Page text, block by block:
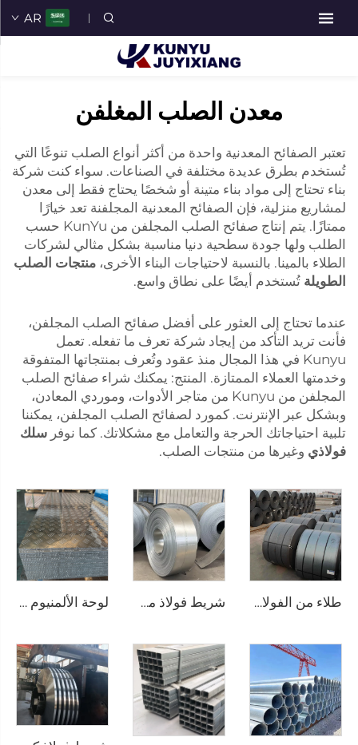
AR
معدن الصلب المغلفن
تعتبر الصفائح المعدنية واحدة من أكثر أنواع الصلب تنوعًا التي
تُستخدم بطرق عديدة مختلفة في الصناعات. سواء كنت شركة
بناء تحتاج إلى مواد بناء متينة أو شخصًا يحتاج فقط إلى معدن
لمشاريع منزلية، فإن الصفائح المعدنية المجلفنة تعد خيارًا
ممتازًا. يتم إنتاج صفائح الصلب المجلفن من KunYu حسب
الطلب ولها جودة سطحية دنيا مناسبة بشكل مثالي لشركات
الطلاء بالمينا. بالنسبة لاحتياجات البناء الأخرى، منتجات الصلب
الطويلة تُستخدم أيضًا على نطاق واسع.
عندما تحتاج إلى العثور على أفضل صفائح الصلب المجلفن،
فأنت تريد التأكد من إيجاد شركة تعرف ما تفعله. تعمل
Kunyu في هذا المجال منذ عقود وتُعرف بمنتجاتها المتفوقة
وخدمتها العملاء الممتازة. المنتج: يمكنك شراء صفائح الصلب
المجلفن من Kunyu من متاجر الأدوات، وموردي المعادن،
وبشكل عبر الإنترنت. كمورد لصفائح الصلب المجلفن، يمكننا
تلبية احتياجاتك الحرجة والتعامل مع مشكلاتك. كما نوفر سلك
فولاذي وغيرها من منتجات الصلب.
طلاء من الفولاذ الكربوني المطاط الساخن شريط فولاذ مجلفن لوحة الألمنيوم المزخرفة